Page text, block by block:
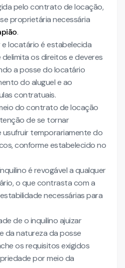
pelo contrato de locação,
proprietária necessária
.
locatário é estabelecida
os direitos e deveres
a posse do locatário
do aluguel e ao
contratuais.
do contrato de locação
de se tornar
usufruir temporariamente do
conforme estabelecido no
é revogável a qualquer
o que contrasta com a
necessárias para
de o inquilino ajuizar
da natureza da posse
os requisitos exigidos
por meio da